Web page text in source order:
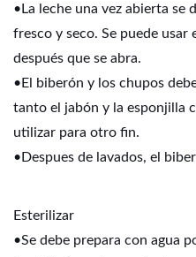
•La leche una vez abierta se
fresco y seco. Se puede usar
después que se abra.
•El biberón y los chupos
tanto el jabón y la esponjilla
utilizar para otro fin.
•Despues de lavados, el
Esterilizar
•Se debe prepara con agua